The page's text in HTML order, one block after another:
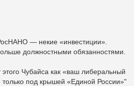
— некие «инвестиции».
должностными обязанностями.
Чубайса как «ваш либеральный
под крышей «Единой России»"